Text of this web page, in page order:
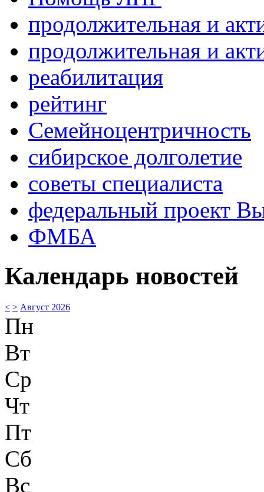
продолжительная и
продолжительная и
реабилитация
рейтинг
Семейноцентричность
сибирское долголетие
советы специалиста
федеральный проект
ФМБА
Календарь новостей
< > Август 2026
Пн
Вт
Ср
Чт
Пт
Сб
Вс